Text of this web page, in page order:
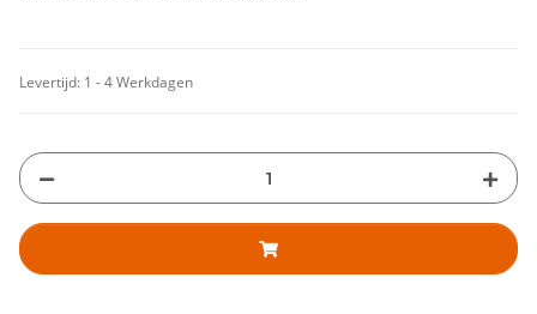
Levertijd: 1 - 4 Werkdagen